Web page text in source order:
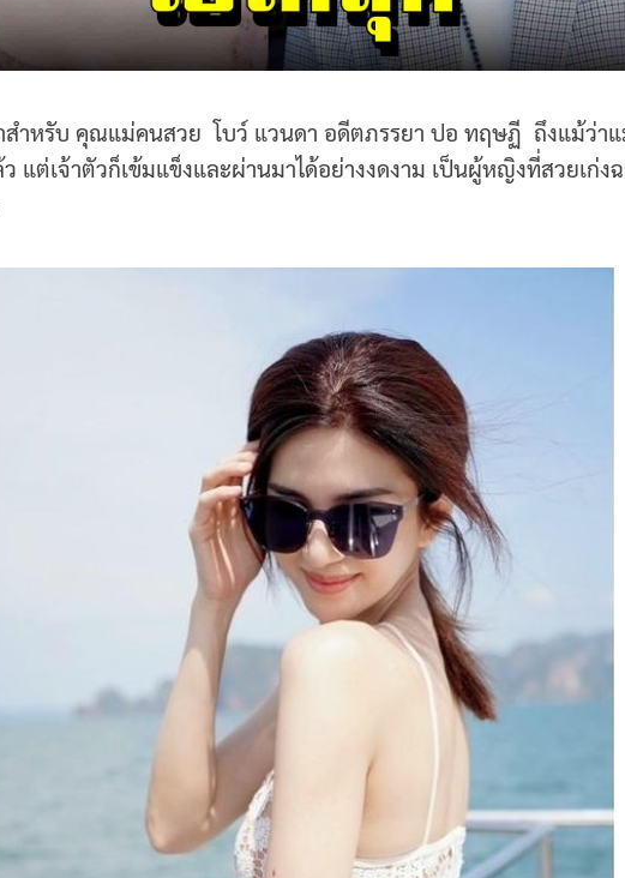
สำหรับ คุณแม่คนสวย โบว์ แวนดา อดีตภรรยา ปอ ทฤษฏี ถึงแม้ว่าแ
ว แต่เจ้าตัวก็เข้มแข็งและผ่านมาได้อย่างงดงาม เป็นผู้หญิงที่สวยเก่ง